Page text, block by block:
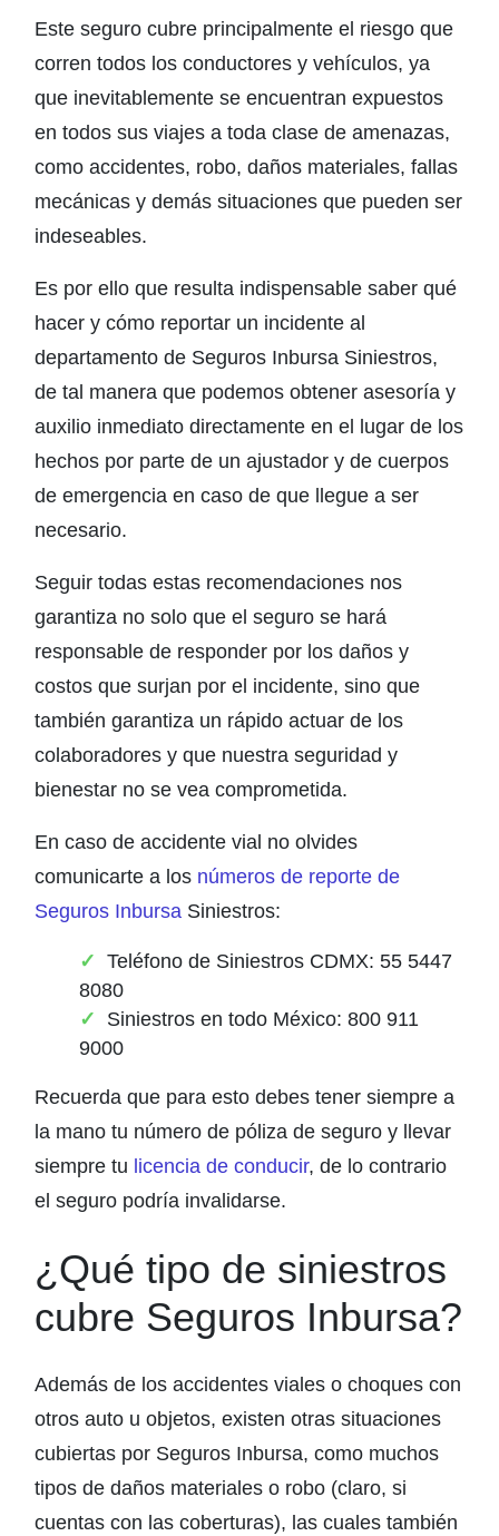
Este seguro cubre principalmente el riesgo que
corren todos los conductores y vehículos, ya
que inevitablemente se encuentran expuestos
en todos sus viajes a toda clase de amenazas,
como accidentes, robo, daños materiales, fallas
mecánicas y demás situaciones que pueden ser
indeseables.
Es por ello que resulta indispensable saber qué
hacer y cómo reportar un incidente al
departamento de Seguros Inbursa Siniestros,
de tal manera que podemos obtener asesoría y
auxilio inmediato directamente en el lugar de los
hechos por parte de un ajustador y de cuerpos
de emergencia en caso de que llegue a ser
necesario.
Seguir todas estas recomendaciones nos
garantiza no solo que el seguro se hará
responsable de responder por los daños y
costos que surjan por el incidente, sino que
también garantiza un rápido actuar de los
colaboradores y que nuestra seguridad y
bienestar no se vea comprometida.
En caso de accidente vial no olvides
comunicarte a los números de reporte de
Seguros Inbursa Siniestros:
Teléfono de Siniestros CDMX: 55 5447
8080
Siniestros en todo México: 800 911
9000
Recuerda que para esto debes tener siempre a
la mano tu número de póliza de seguro y llevar
siempre tu licencia de conducir, de lo contrario
el seguro podría invalidarse.
¿Qué tipo de siniestros
cubre Seguros Inbursa?
Además de los accidentes viales o choques con
otros auto u objetos, existen otras situaciones
cubiertas por Seguros Inbursa, como muchos
tipos de daños materiales o robo (claro, si
cuentas con las coberturas), las cuales también